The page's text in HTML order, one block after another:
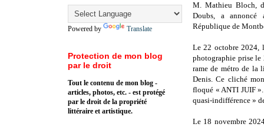
M. Mathieu Bloch,
Doubs, a
République de
Le 22 octobre 2024,
photographie prise le
rame de métro de la
Denis. Ce cliché
floqué « ANTI JUIF
quasi-indifférence »
Le 18 novembre
Powered by Translate
Protection de mon blog
par le droit
Tout le contenu de mon blog -
articles, photos, etc. - est protégé
par le droit de la propriété
littéraire et artistique.